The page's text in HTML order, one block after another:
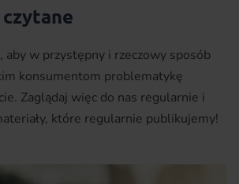
aby w przystępny i rzeczowy sposób
konsumentom problematykę
Zaglądaj więc do nas regularnie i
które regularnie publikujemy!